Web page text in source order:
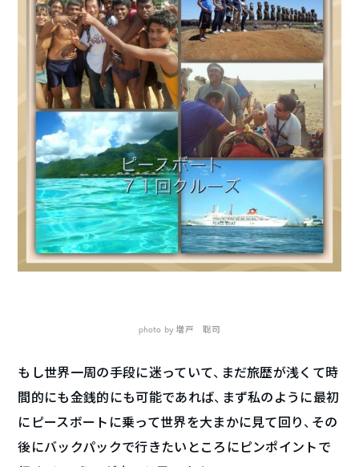
photo by 増戸 聡司
もし世界一周の手段に迷っていて、まだ旅歴が浅くて時
間的にも金銭的にも可能であれば、まず私のように最初
にピースボートに乗って世界を大まかに見て回り、その
後にバックパックで行きたいところにピンポイントで